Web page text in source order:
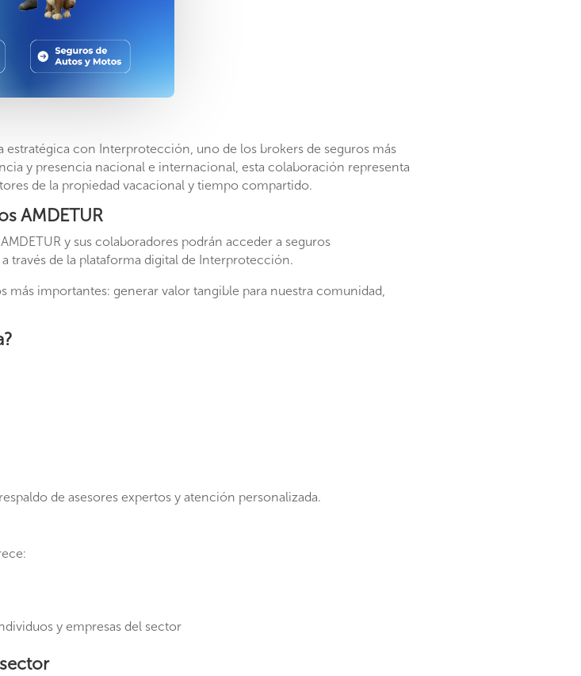
estratégica con Interprotección, uno de los brokers de seguros más
y presencia nacional e internacional, esta colaboración representa
de la propiedad vacacional y tiempo compartido.
AMDETUR
y sus colaboradores podrán acceder a seguros
través de la plataforma digital de Interprotección.
importantes: generar valor tangible para nuestra comunidad,
de asesores expertos y atención personalizada.
y empresas del sector